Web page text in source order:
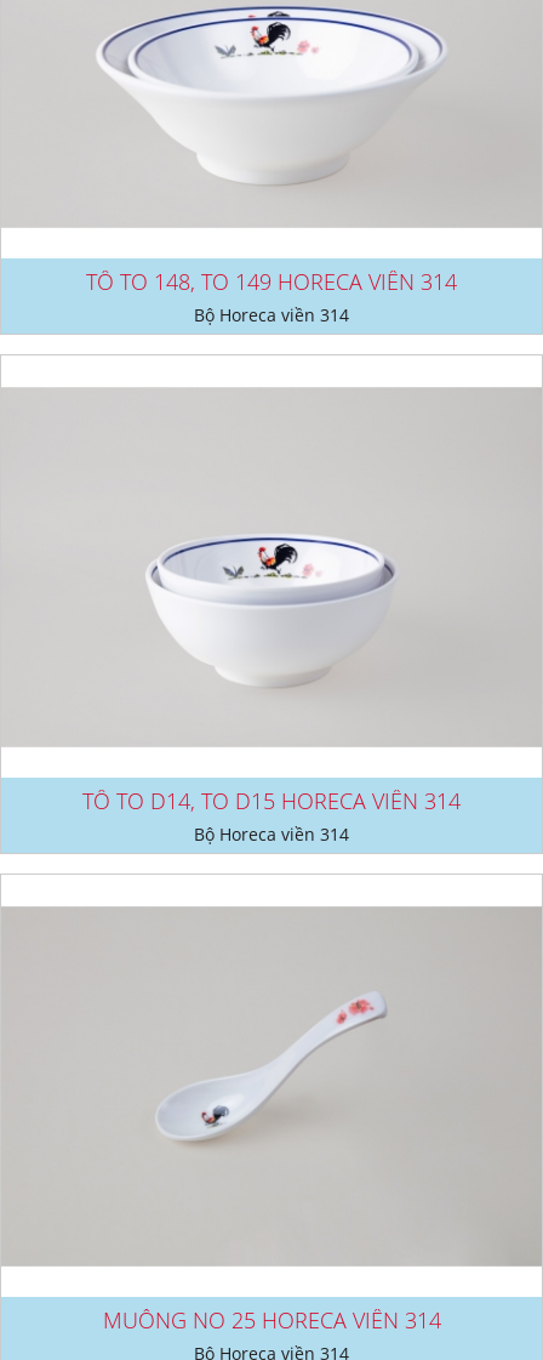
TÔ TO 148, TO 149 HORECA VIỀN 314
Bộ Horeca viền 314
TÔ TO D14, TO D15 HORECA VIỀN 314
Bộ Horeca viền 314
MUỖNG NO 25 HORECA VIỀN 314
Bộ Horeca viền 314